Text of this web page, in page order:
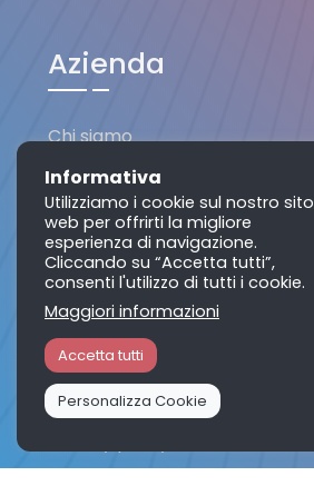
Azienda
Chi siamo
Contattaci
Risorse
Domande frequenti
Help Center
Blog
Informativa
Utilizziamo i cookie sul nostro sito
web per offrirti la migliore
esperienza di navigazione.
Cliccando su “Accetta tutti”,
consenti l'utilizzo di tutti i cookie.
Maggiori informazioni
Accetta tutti
Personalizza Cookie